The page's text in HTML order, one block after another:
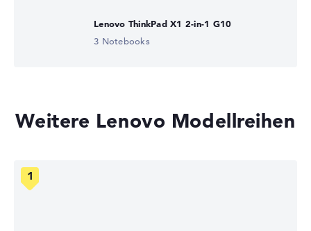
Lenovo ThinkPad X1 2-in-1 G10
3 Notebooks
Weitere Lenovo Modellreihen